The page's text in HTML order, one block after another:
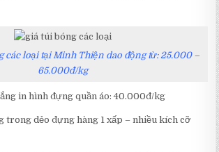
các loại tại Minh Thiện dao động từ: 25.000 –
65.000đ/kg
in hình đựng quần áo: 40.000đ/kg
trong dẻo đựng hàng 1 xấp – nhiều kích cỡ